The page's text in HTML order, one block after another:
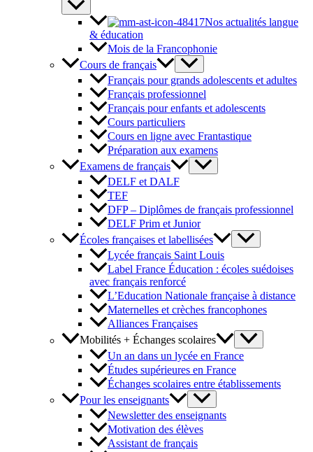
Nos actualités langue
& éducation
Mois de la Francophonie
Cours de français
Français pour grands adolescents et adultes
Français professionnel
Français pour enfants et adolescents
Cours particuliers
Cours en ligne avec Frantastique
Préparation aux examens
Examens de français
DELF et DALF
TEF
DFP – Diplômes de français professionnel
DELF Prim et Junior
Écoles françaises et labellisées
Lycée français Saint Louis
Label France Éducation : écoles suédoises
avec français renforcé
L’Education Nationale française à distance
Maternelles et crèches francophones
Alliances Françaises
Mobilités + Échanges scolaires
Un an dans un lycée en France
Études supérieures en France
Échanges scolaires entre établissements
Pour les enseignants
Newsletter des enseignants
Motivation des élèves
Assistant de français